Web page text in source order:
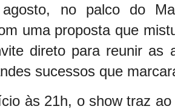
no palco do
uma proposta que
direto para reunir as
sucessos que
às 21h, o show traz